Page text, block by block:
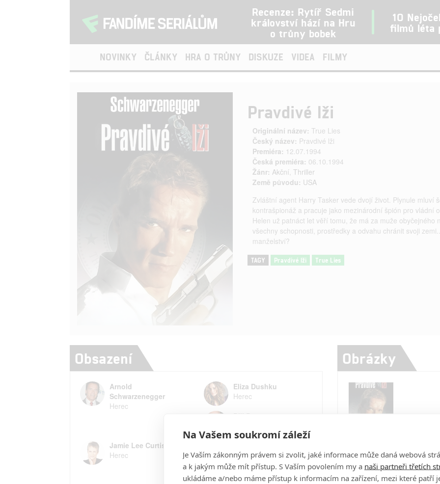
Recenze: Rytíř Sedmi
království hází na Hru
o trůny bobek
10
filmů léta
NOVINKY ČLÁNKY HRA O TRŮNY DISKUZE VIDEA FILMY
Pravdivé lži
Originální název: True Lies
Český název: Pravdivé lži
Premiéra: 12.07.1994
Česká premiéra: 06.10.1994
Žánr: Akční, Thriller
Země původu: USA
Zvláštní agent Harry Tasker vede dvojí život. Plynule mluví
kontrašpionáž a pracuje jako mezinárodní špión pro vládní
Helen už patnáct let věří tomu, že má za muže
všechny schopnosti, prostředky a odvahu chránit svoji
manželství?
TAGY Pravdivé lži True Lies
Obsazení
Arnold
Schwarzenegger
Herec
Eliza Dushku
Herec
Bill Paxton
Jamie Lee Curtis
Herec
Režisér
Obrázky
Na Vašem soukromí záleží
Je Vaším zákonným právem si zvolit, jaké informace může daná webová
a k jakým může mít přístup. S Vaším povolením my a naši partneři třetích
ukládáme a/nebo máme přístup k informacím na zařízení, mezi které patří